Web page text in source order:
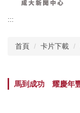
:::
首頁 卡片下載
馬到成功 耀慶年